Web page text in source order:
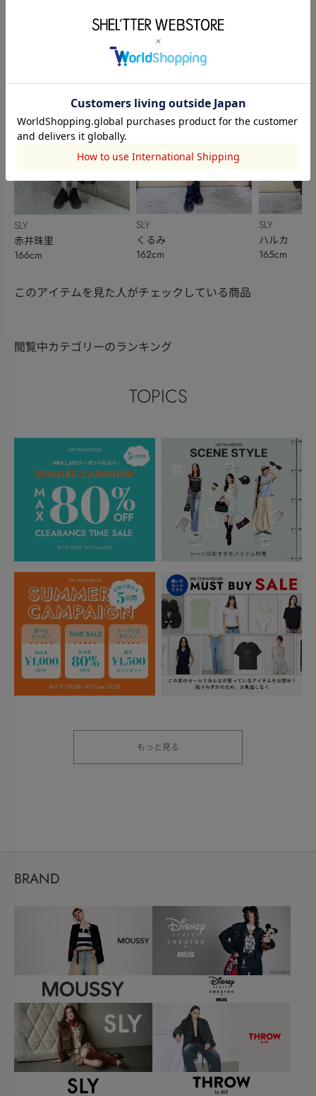
SLY
赤井珠里
166cm
SLY
saya tsutsumi
158cm
SLY
くるみ
162cm
SLY
ハルカ
165cm
このアイテムを見た人がチェックしている商品
閲覧中カテゴリーのランキング
TOPICS
もっと見る
BRAND